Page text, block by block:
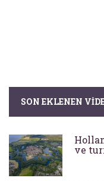
SON EKLENEN
ve